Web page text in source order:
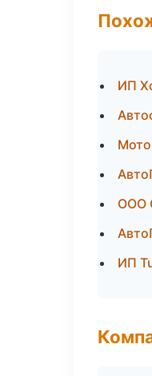
ИП
ООО
ИП